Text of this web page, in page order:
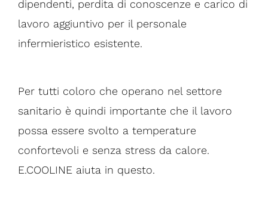
dipendenti, perdita di conoscenze e carico di
lavoro aggiuntivo per il personale
infermieristico esistente.
Per tutti coloro che operano nel settore
sanitario è quindi importante che il lavoro
possa essere svolto a temperature
confortevoli e senza stress da calore.
E.COOLINE aiuta in questo.